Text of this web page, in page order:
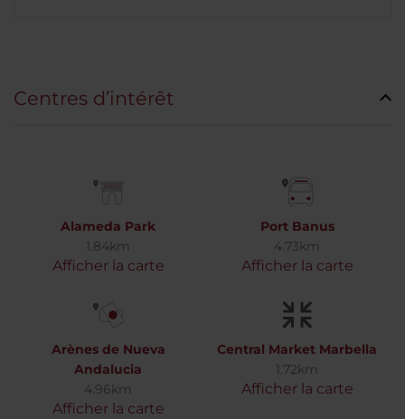
Centres d’intérêt
Alameda Park
1.84km
Afficher la carte
Port Banus
4.73km
Afficher la carte
Arènes de Nueva
Andalucia
4.96km
Afficher la carte
Central Market Marbella
1.72km
Afficher la carte